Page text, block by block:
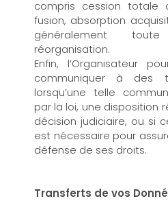
compris cession totale
fusion, absorption
généralement
réorganisation.
Enfin, l’Organisateur
communiquer à des
lorsqu’une telle
par la loi, une disposition
décision judiciaire, ou si
est nécessaire pour
défense de ses droits.
Transferts de vos